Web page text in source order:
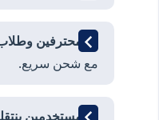
💼 محترفين
مع شحن سريع.
🔄 مستخدمين